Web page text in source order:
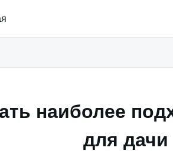
наиболее
для дачи